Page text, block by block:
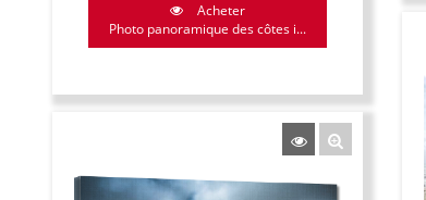
Acheter
Photo panoramique des côtes i...